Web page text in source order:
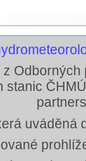
stanic
uváděná